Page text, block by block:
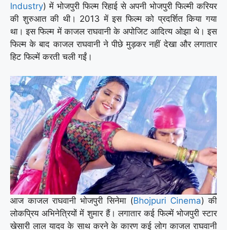
Industry) में भोजपुरी फिल्म रिहाई से अपनी भोजपुरी फिल्मी करियर
की शुरुआत की थी। 2013 में इस फिल्म को प्रदर्शित किया गया
था। इस फिल्म में काजल राघवानी के अपोजिट आदित्य ओझा थे। इस
फिल्म के बाद काजल राघवानी ने पीछे मुड़कर नहीं देखा और लगातार
हिट फिल्में करती चली गईं।
आज काजल राघवानी भोजपुरी सिनेमा (Bhojpuri Cinema) की
लोकप्रिय अभिनेत्रियों में शुमार हैं। लगातार कई फिल्में भोजपुरी स्टार
खेसारी लाल यादव के साथ करने के कारण कई लोग काजल राघवानी